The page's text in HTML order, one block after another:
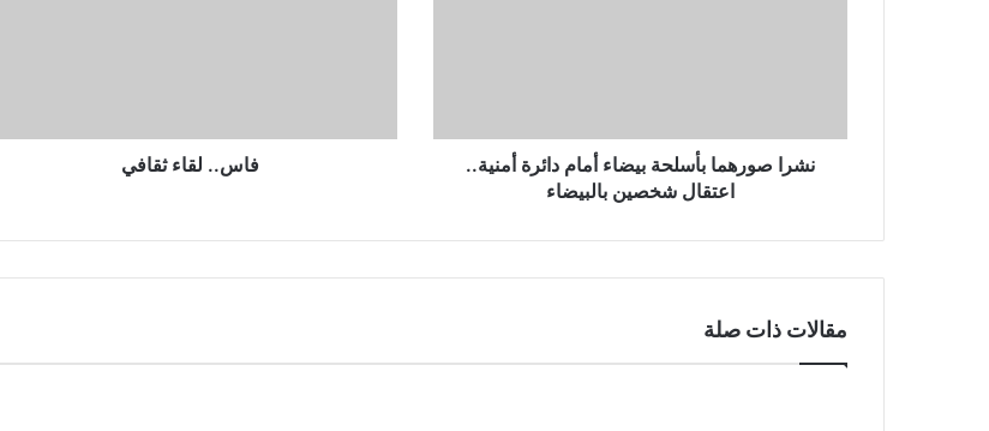
ن
نشرا صورهما بأسلحة بيضاء أمام دائرة أمنية..
اعتقال شخصين بالبيضاء
فاس.. لقاء ثقافي
مقالات ذات صلة